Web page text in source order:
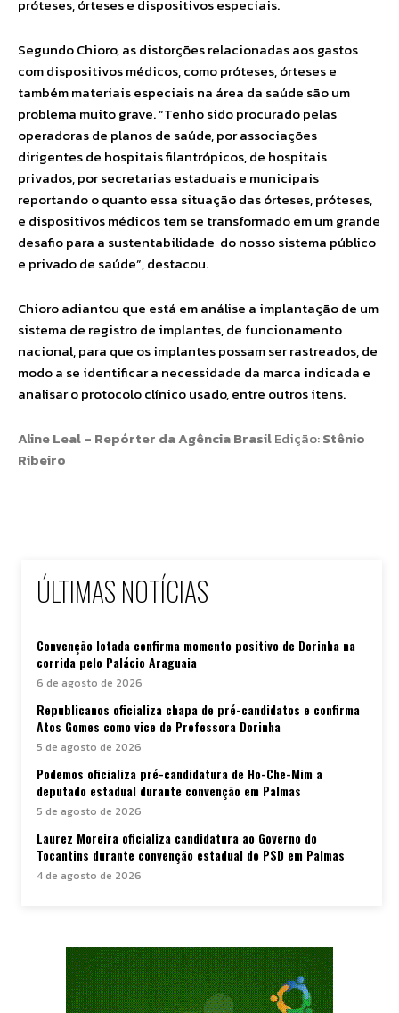
próteses, órteses e dispositivos especiais.
Segundo Chioro, as distorções relacionadas aos gastos
com dispositivos médicos, como próteses, órteses e
também materiais especiais na área da saúde são um
problema muito grave. “Tenho sido procurado pelas
operadoras de planos de saúde, por associações
dirigentes de hospitais filantrópicos, de hospitais
privados, por secretarias estaduais e municipais
reportando o quanto essa situação das órteses, próteses,
e dispositivos médicos tem se transformado em um grande
desafio para a sustentabilidade do nosso sistema público
e privado de saúde”, destacou.
Chioro adiantou que está em análise a implantação de um
sistema de registro de implantes, de funcionamento
nacional, para que os implantes possam ser rastreados, de
modo a se identificar a necessidade da marca indicada e
analisar o protocolo clínico usado, entre outros itens.
Aline Leal – Repórter da Agência BrasilEdição:Stênio
Ribeiro
ÚLTIMAS NOTÍCIAS
Convenção lotada confirma momento positivo de Dorinha na
corrida pelo Palácio Araguaia
6 de agosto de 2026
Republicanos oficializa chapa de pré-candidatos e confirma
Atos Gomes como vice de Professora Dorinha
5 de agosto de 2026
Podemos oficializa pré-candidatura de Ho-Che-Mim a
deputado estadual durante convenção em Palmas
5 de agosto de 2026
Laurez Moreira oficializa candidatura ao Governo do
Tocantins durante convenção estadual do PSD em Palmas
4 de agosto de 2026